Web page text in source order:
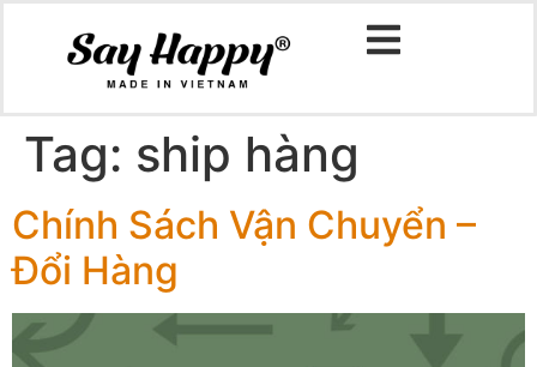
Tag: ship hàng
Chính Sách Vận Chuyển –
Đổi Hàng